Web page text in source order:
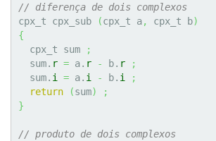
// diferença de dois complexos
cpx_t cpx_sub
(cpx_t a, cpx_t b)
{
  cpx_t sum
;
  sum.
r = a. r - b. r
;
  sum.
i = a. i - b. i
;
return
(sum)
;
}
// produto de dois complexos